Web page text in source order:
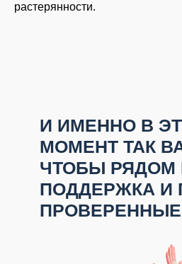
растерянности.
Только доказательный подход: все
памятки и курсы собраны и выверены
сертифицированными специалистами,
ЗАМЕЧАЛИ, КАК МНОГО
У НАС: